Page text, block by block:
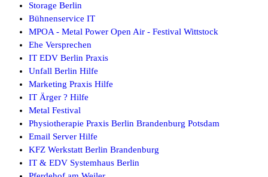
Storage Berlin
Bühnenservice IT
MPOA - Metal Power Open Air - Festival Wittstock
Ehe Versprechen
IT EDV Berlin Praxis
Unfall Berlin Hilfe
Marketing Praxis Hilfe
IT Ärger ? Hilfe
Metal Festival
Physiotherapie Praxis Berlin Brandenburg Potsdam
Email Server Hilfe
KFZ Werkstatt Berlin Brandenburg
IT & EDV Systemhaus Berlin